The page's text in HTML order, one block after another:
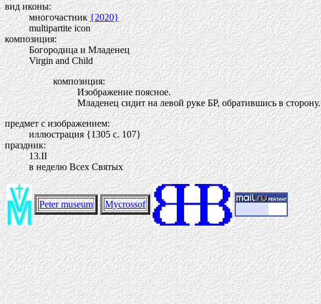
вид иконы:
многочастник{2020}
multipartite icon
композиция:
Богородица и Младенец
Virgin and Child
композиция:
Изображение поясное.
Младенец сидит на левой руке БР, обратившись в сторону.
предмет с изображением:
иллюстрация {1305 c. 107}
праздник:
13.II
в неделю Всех Святых
Peter museum Mycrossof